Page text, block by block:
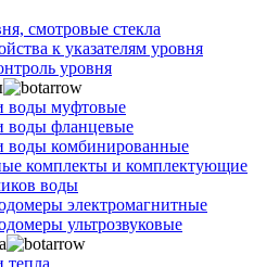
смотровые стекла
к указателям уровня
уровня
воды муфтовые
воды фланцевые
воды комбинированные
комплекты и комплектующие
воды
электромагнитные
ультрозвуковые
тепла